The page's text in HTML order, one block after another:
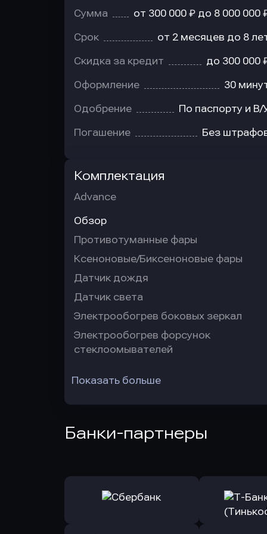
Сумма от 300 000 ₽ до 8 000 000
Срок от 2 месяцев до 8
Скидка за кредит до 300 000
Оформление 30
Одобрение По паспорту и В/
Погашение Без
Комплектация
Advance
Обзор
Противотуманные фары
Ксеноновые/Биксеноновые фары
Датчик дождя
Датчик света
Электрообогрев боковых зеркал
Электрообогрев форсунок
стеклоомывателей
Показать больше
Банки-партнеры